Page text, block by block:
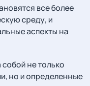
все более
среду, и
аспекты на
не только
но и определенные